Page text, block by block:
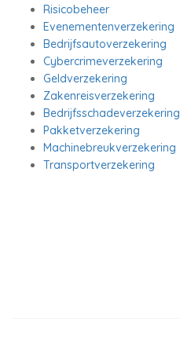
Risicobeheer
Evenementenverzekering
Bedrijfsautoverzekering
Cybercrimeverzekering
Geldverzekering
Zakenreisverzekering
Bedrijfsschadeverzekering
Pakketverzekering
Machinebreukverzekering
Transportverzekering